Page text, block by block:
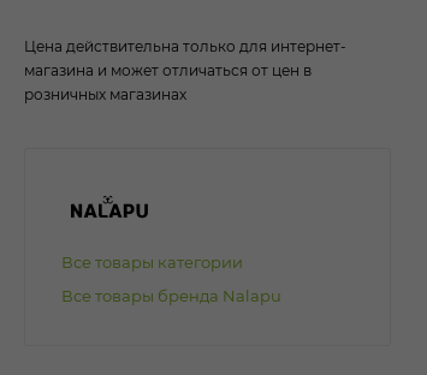
Цена действительна только для интернет-
магазина и может отличаться от цен в
розничных магазинах
Все товары категории
Все товары бренда Nalapu